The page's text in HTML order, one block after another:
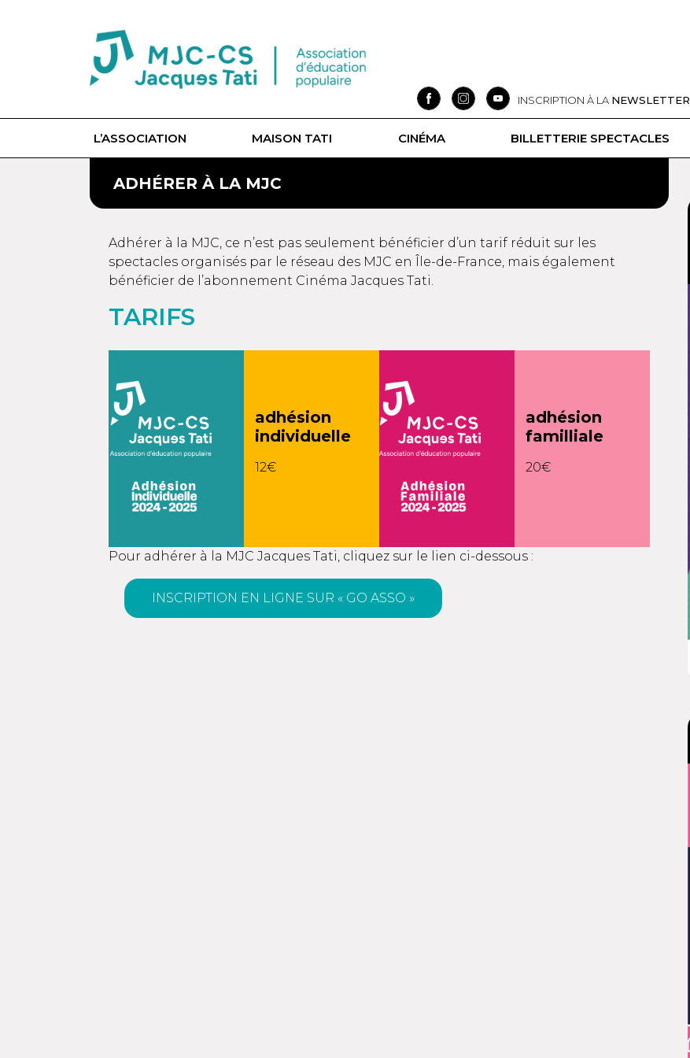
INSCRIPTION À LA NEWSLETTER
L’ASSOCIATION MAISON TATI CINÉMA BILLETTERIE SPECTACLES
ADHÉRER À LA MJC
Adhérer à la MJC, ce n’est pas seulement bénéficier d’un tarif réduit sur les
spectacles organisés par le réseau des MJC en Île-de-France, mais également
bénéficier de l’abonnement Cinéma Jacques Tati.
TARIFS
adhésion
individuelle
12€
adhésion
familliale
20€
Pour adhérer à la MJC Jacques Tati, cliquez sur le lien ci-dessous :
INSCRIPTION EN LIGNE SUR « GO ASSO »